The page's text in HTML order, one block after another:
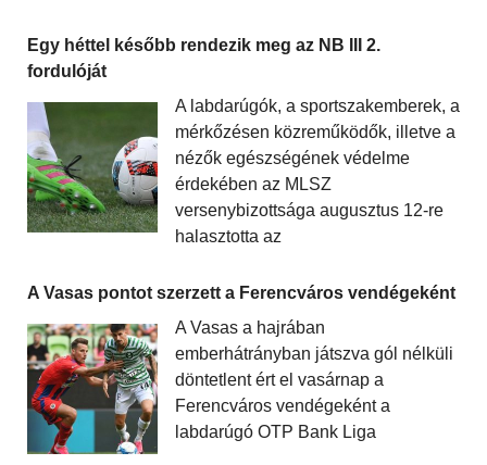
Egy héttel később rendezik meg az NB III 2.
fordulóját
A labdarúgók, a sportszakemberek, a
mérkőzésen közreműködők, illetve a
nézők egészségének védelme
érdekében az MLSZ
versenybizottsága augusztus 12-re
halasztotta az
A Vasas pontot szerzett a Ferencváros vendégeként
A Vasas a hajrában
emberhátrányban játszva gól nélküli
döntetlent ért el vasárnap a
Ferencváros vendégeként a
labdarúgó OTP Bank Liga